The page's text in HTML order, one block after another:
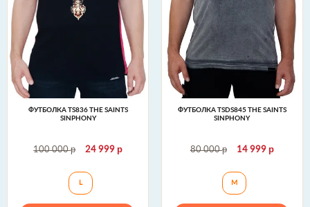
ФУТБОЛКА TS836 THE SAINTS
SINPHONY
100 000р 24 999р
Футболка TS836 The Saints Sinphony
L
ФУТБОЛКА TSDS845 THE SAINTS
SINPHONY
80 000р 14 999 р
Футболка
M